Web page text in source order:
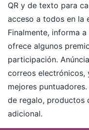
QR y de texto para
acceso a todos en la
Finalmente, informa
ofrece algunos
participación.
correos electrónicos,
mejores
de regalo, productos
adicional.